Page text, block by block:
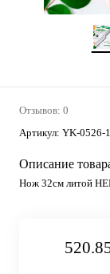
Отзывов: 0
Артикул: YK-0526-
Описание
Нож 32см литой